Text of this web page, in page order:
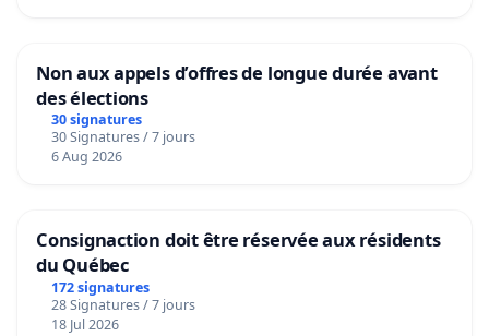
Non aux appels d’offres de longue durée avant
des élections
30 signatures
30 Signatures / 7 jours
6 Aug 2026
Consignaction doit être réservée aux résidents
du Québec
172 signatures
28 Signatures / 7 jours
18 Jul 2026